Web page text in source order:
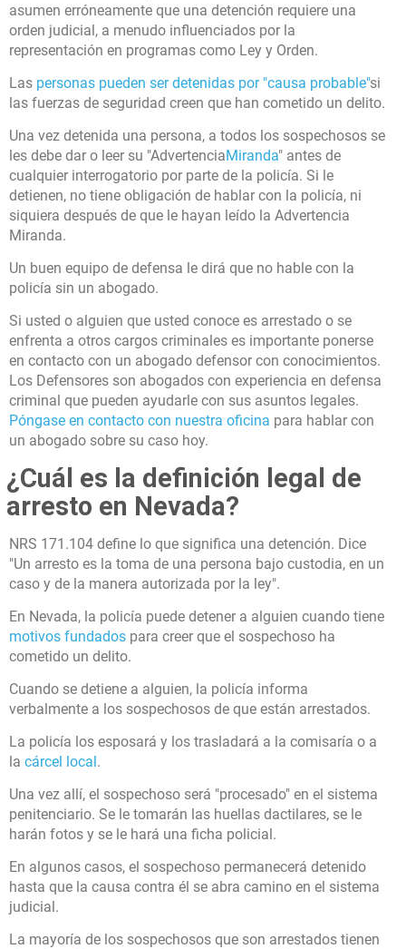
asumen erróneamente que una detención requiere una
orden judicial, a menudo influenciados por la
representación en programas como Ley y Orden.
Las personas pueden ser detenidas por "causa probable"si
las fuerzas de seguridad creen que han cometido un delito.
Una vez detenida una persona, a todos los sospechosos se
les debe dar o leer su "AdvertenciaMiranda" antes de
cualquier interrogatorio por parte de la policía. Si le
detienen, no tiene obligación de hablar con la policía, ni
siquiera después de que le hayan leído la Advertencia
Miranda.
Un buen equipo de defensa le dirá que no hable con la
policía sin un abogado.
Si usted o alguien que usted conoce es arrestado o se
enfrenta a otros cargos criminales es importante ponerse
en contacto con un abogado defensor con conocimientos.
Los Defensores son abogados con experiencia en defensa
criminal que pueden ayudarle con sus asuntos legales.
Póngase en contacto con nuestra oficina para hablar con
un abogado sobre su caso hoy.
¿Cuál es la definición legal de
arresto en Nevada?
NRS 171.104 define lo que significa una detención. Dice
"Un arresto es la toma de una persona bajo custodia, en un
caso y de la manera autorizada por la ley".
En Nevada, la policía puede detener a alguien cuando tiene
motivos fundados para creer que el sospechoso ha
cometido un delito.
Cuando se detiene a alguien, la policía informa
verbalmente a los sospechosos de que están arrestados.
La policía los esposará y los trasladará a la comisaría o a
la cárcel local.
Una vez allí, el sospechoso será "procesado" en el sistema
penitenciario. Se le tomarán las huellas dactilares, se le
harán fotos y se le hará una ficha policial.
En algunos casos, el sospechoso permanecerá detenido
hasta que la causa contra él se abra camino en el sistema
judicial.
La mayoría de los sospechosos que son arrestados tienen